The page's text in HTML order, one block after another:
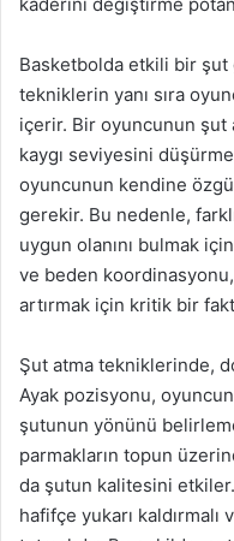
Basketbolda etkili bir
tekniklerin yanı sıra
içerir. Bir oyuncunun
kaygı seviyesini
oyuncunun kendine
gerekir. Bu nedenle,
uygun olanını bulmak
ve beden koordinasyonu,
artırmak için kritik bir
Şut atma tekniklerinde,
Ayak pozisyonu,
şutunun yönünü
parmakların topun
da şutun kalitesini
hafifçe yukarı